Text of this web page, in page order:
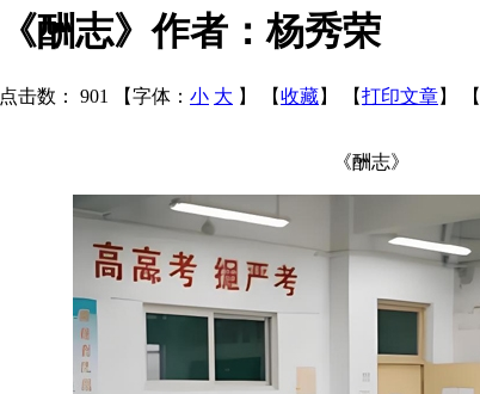
《酬志》作者：杨秀荣
点击数： 901 【字体： 小 大 】 【收藏】 【打印文章】 【
《酬志》